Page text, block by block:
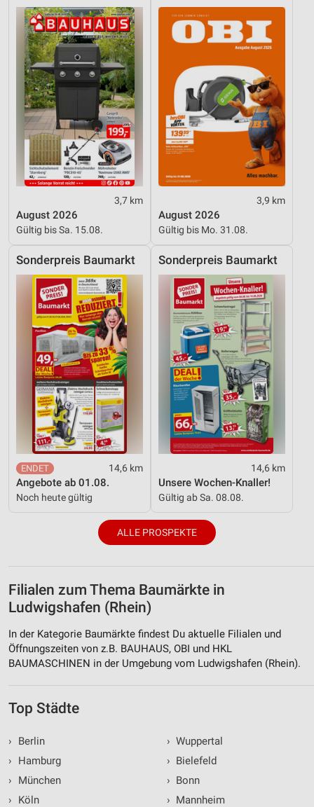
3,7 km
August 2026
Gültig bis Sa. 15.08.
3,9 km
August 2026
Gültig bis Mo. 31.08.
Sonderpreis Baumarkt
14,6 km
Angebote ab 01.08.
Noch heute gültig
Sonderpreis Baumarkt
14,6 km
Unsere Wochen-Knaller!
Gültig ab Sa. 08.08.
ALLE PROSPEKTE
Filialen zum Thema Baumärkte in
Ludwigshafen (Rhein)
In der Kategorie Baumärkte findest Du aktuelle Filialen und
Öffnungszeiten von z.B. BAUHAUS, OBI und HKL
BAUMASCHINEN in der Umgebung vom Ludwigshafen (Rhein).
Top Städte
›
Berlin
›
Hamburg
›
München
›
Köln
› Wuppertal
› Bielefeld
› Bonn
› Mannheim